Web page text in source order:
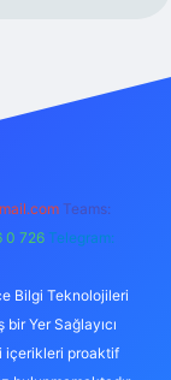
Teams:
0 726 Telegram:
Bilgi Teknolojileri
Yer Sağlayıcı
içerikleri proaktif